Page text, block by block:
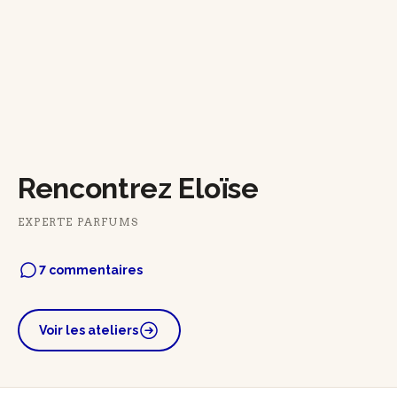
Rencontrez Eloïse
EXPERTE PARFUMS
7 commentaires
Voir les ateliers